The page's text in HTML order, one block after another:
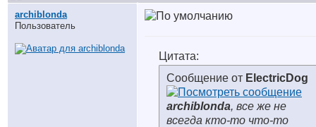
archiblonda
Пользователь
Цитата:
Сообщение от ElectricDog
archiblonda, все же не
всегда кто-то что-то